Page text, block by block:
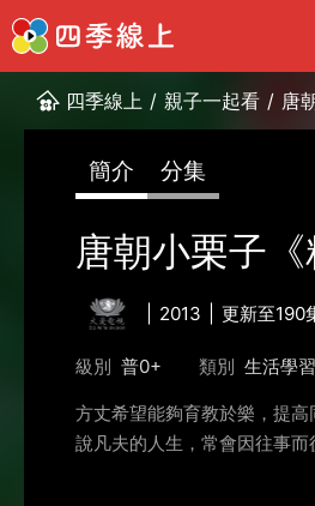
四季線上 / 親子一起看 / 唐
簡介 分集
唐朝小栗子《
2013 更新至190
級別 普0+ 類別 生活學習
方丈希望能夠育教於樂，提
說凡夫的人生，常會因往事